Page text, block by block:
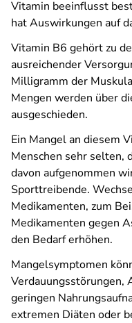
Vitamin beeinflusst
hat Auswirkungen auf
Vitamin B6 gehört zu
ausreichender
Milligramm der
Mengen werden über
ausgeschieden.
Ein Mangel an diesem
Menschen sehr selten,
davon aufgenommen
Sporttreibende.
Medikamenten, zum
Medikamenten gegen
den Bedarf erhöhen.
Mangelsymptomen
Verdauungsstörungen,
geringen
extremen Diäten oder